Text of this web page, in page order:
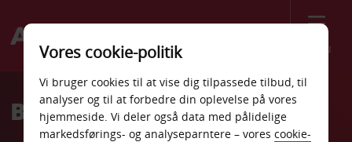
Menu
Welcome
AvisBilleje Auray Banegård
Vores cookie-politik
Vi bruger cookies til at vise dig tilpassede tilbud, til
analyser og til at forbedre din oplevelse på vores
hjemmeside. Vi deler også data med pålidelige
markedsførings- og analyseparntere – vores cookie-